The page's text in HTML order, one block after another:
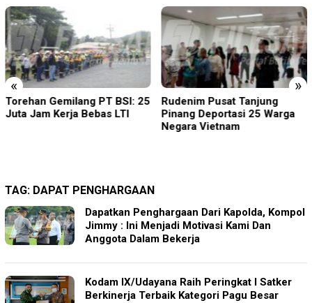
« »
Torehan Gemilang PT BSI: 25
Juta Jam Kerja Bebas LTI
Rudenim Pusat Tanjung
Pinang Deportasi 25 Warga
Negara Vietnam
TAG: DAPAT PENGHARGAAN
Dapatkan Penghargaan Dari Kapolda, Kompol
Jimmy : Ini Menjadi Motivasi Kami Dan
Anggota Dalam Bekerja
Kodam IX/Udayana Raih Peringkat I Satker
Berkinerja Terbaik Kategori Pagu Besar